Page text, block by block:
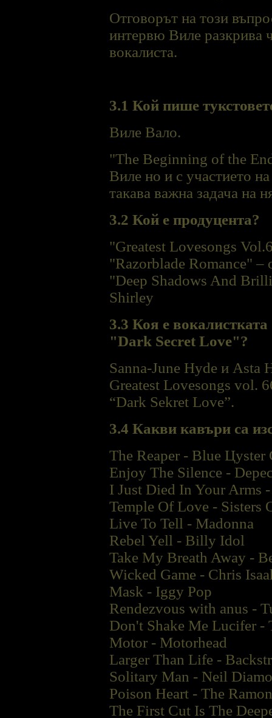
Отговорът на този
интервю Виле разкрива
вокалиста.
3.1 Кой пише
Виле Вало.
"The Beginning of the
Виле но и с участието
такава важна задача на
3.2 Кой е продуцента?
"Greatest Lovesongs
"Razorblade Romance" –
"Deep Shadows And
Shirley
3.3 Коя е
"Dark Secret Love"?
Sanna-June Hyde и Asta
Greatest Lovesongs vol.
“Dark Sekret Love”.
3.4 Какви кавъри са
The Reaper - Blue Цyster
Enjoy The Silence -
I Just Died In Your Arms
Temple Of Love - Sisters
Live To Tell - Madonna
Rebel Yell - Billy Idol
Take My Breath Away -
Wicked Game - Chris
Mask - Iggy Pop
Rendezvous with anus -
Don't Shake Me Lucifer -
Motor - Motorhead
Larger Than Life -
Solitary Man - Neil
Poison Heart - The
The First Cut Is The